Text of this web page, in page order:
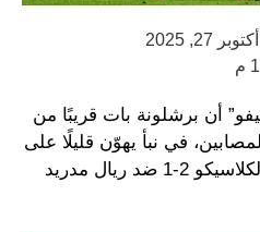
أكتوبر 27, 2025
أن برشلونة بات قريبًا من
في نبأ يهوّن قليلًا على
الجماهير الكتالونية خسارة الكلاسيكو 2-1 ضد ريال مدريد